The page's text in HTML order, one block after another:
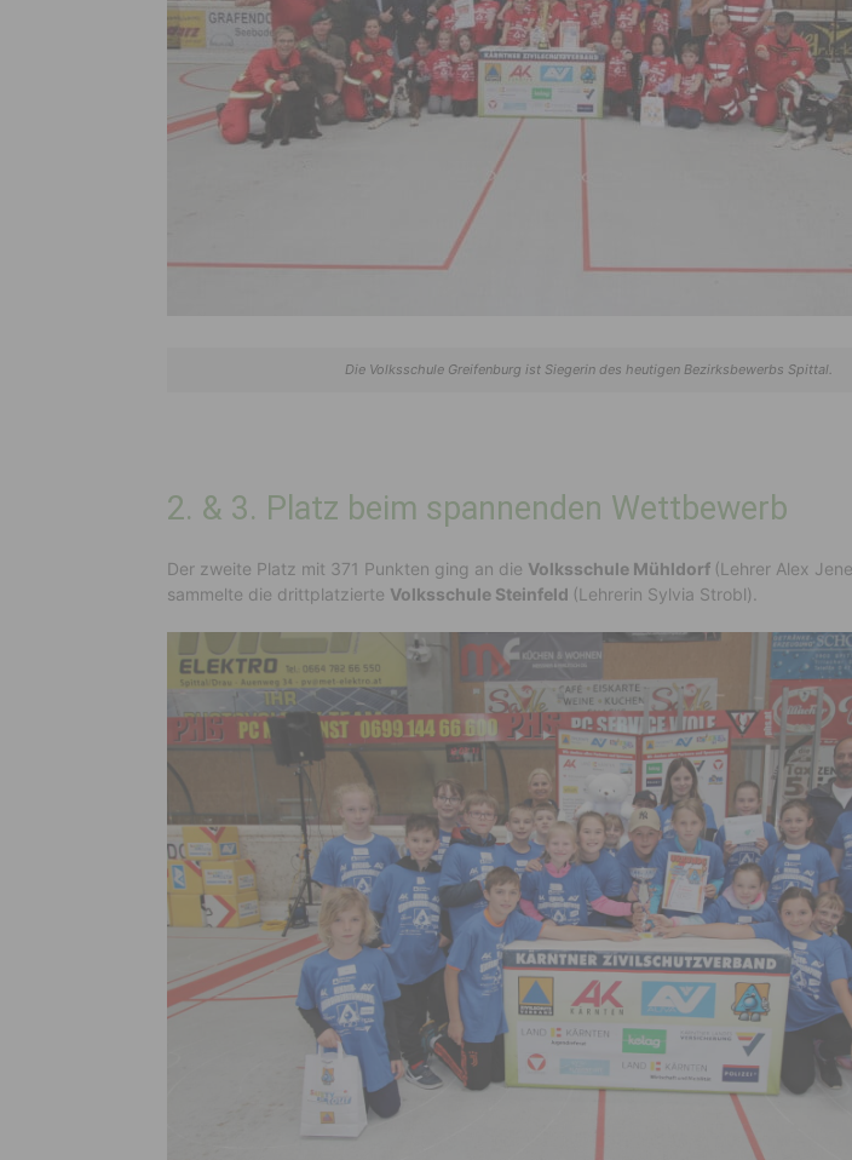
Die Volksschule Greifenburg ist Siegerin des heutigen Bezirksbewerbs Spittal.
2. & 3. Platz beim spannenden Wettbewerb
Der zweite Platz mit 371 Punkten ging an die Volksschule Mühldorf (Lehrer Alex
sammelte die drittplatzierte Volksschule Steinfeld (Lehrerin Sylvia Strobl).